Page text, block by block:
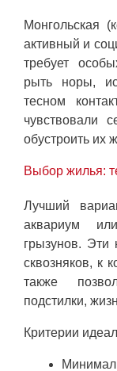
Монгольская
активный и
требует
рыть норы,
тесном
чувствовали
обустроить их
Выбор жилья:
Лучший
аквариум
грызунов. Эти
сквозняков, к
также
подстилки,
Критерии